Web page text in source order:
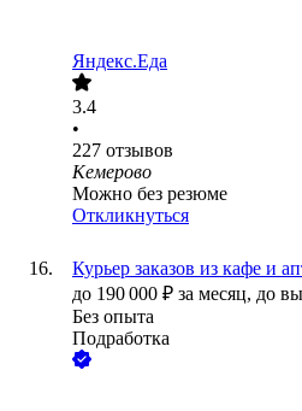
Яндекс.Еда
3.4
•
227 отзывов
Кемерово
Можно без резюме
Откликнуться
Курьер заказов из кафе и
до 190 000 ₽ за месяц, до
Без опыта
Подработка